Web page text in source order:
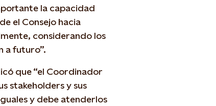
la capacidad
el Consejo hacia
considerando los
a futuro”.
que “el Coordinador
stakeholders y sus
y debe atenderlos